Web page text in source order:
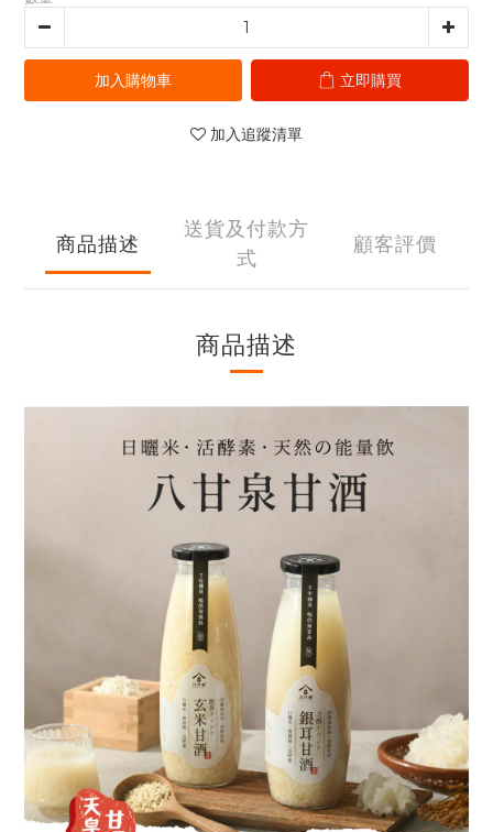
加入購物車 立即購買
加入追蹤清單
商品描述
送貨及付款方
式
顧客評價
商品描述